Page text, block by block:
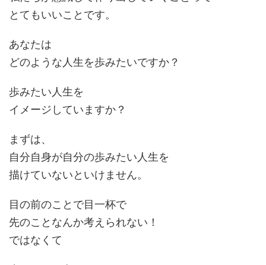
とてもいいことです。
あなたは
どのような人生を歩みたいですか？
歩みたい人生を
イメージしていますか？
まずは、
自分自身が自分の歩みたい人生を
描けていないといけません。
目の前のことで目一杯で
先のことなんか考えられない！
ではなくて